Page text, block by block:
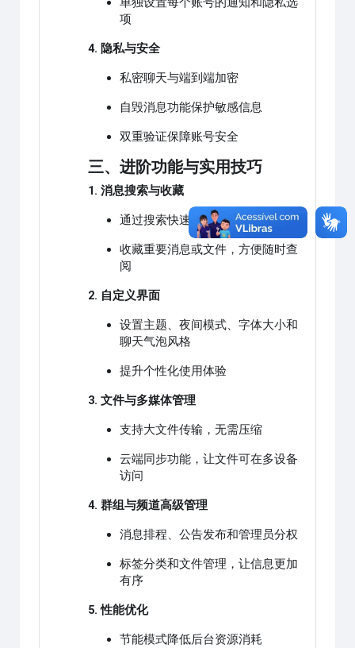
项
4. 隐私与安全
私密聊天与端到端加密
自毁消息功能保护敏感信息
双重验证保障账号安全
三、进阶功能与实用技巧
1. 消息搜索与收藏
通过搜索快速定位聊天内容
收藏重要消息或文件，方便随时查
阅
2. 自定义界面
设置主题、夜间模式、字体大小和
聊天气泡风格
提升个性化使用体验
3. 文件与多媒体管理
支持大文件传输，无需压缩
云端同步功能，让文件可在多设备
访问
4. 群组与频道高级管理
消息排程、公告发布和管理员分权
标签分类和文件管理，让信息更加
有序
5. 性能优化
节能模式降低后台资源消耗